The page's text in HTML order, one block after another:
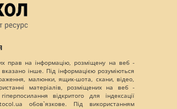
прав на інформацію, розміщену на веб -
інше. Під інформацією розуміються
малюнки, ящик-шота, скани, відео,
матеріалів, розміщених на веб -
відкритого для індексації
обов`язкове. Під використанням